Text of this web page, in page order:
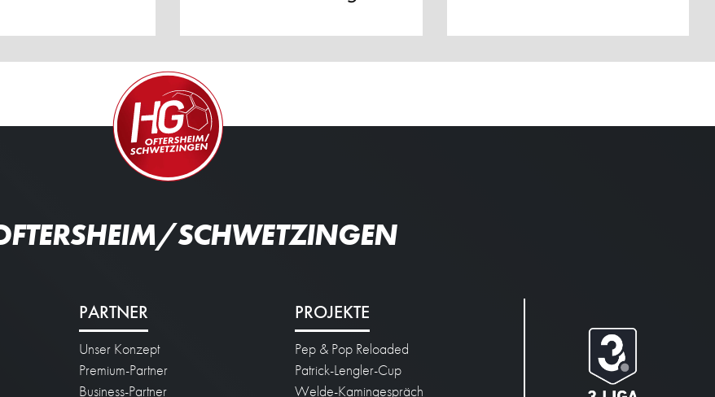
SCHWETZINGEN
PARTNER
Unser Konzept
Premium-Partner
Business-Partner
PROJEKTE
Pep & Pop Reloaded
Patrick-Lengler-Cup
Welde-Kamingespräch